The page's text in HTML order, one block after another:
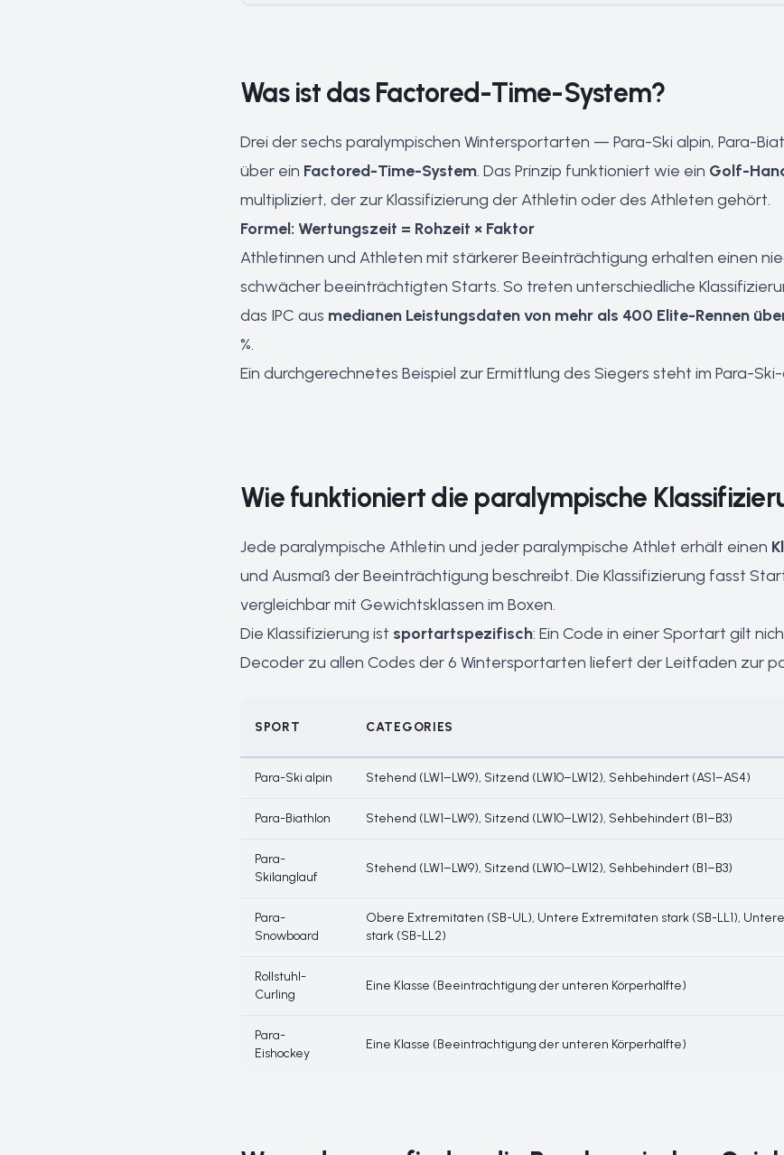
Was ist das Factored-Time-System?
Drei der sechs paralympischen Wintersportarten — Para-Ski alpin, Para-
über ein Factored-Time-System. Das Prinzip funktioniert wie ein Golf-
multipliziert, der zur Klassifizierung der Athletin oder des Athleten gehört.
Formel: Wertungszeit = Rohzeit × Faktor
Athletinnen und Athleten mit stärkerer Beeinträchtigung erhalten einen
schwächer beeinträchtigten Starts. So treten unterschiedliche
das IPC aus medianen Leistungsdaten von mehr als 400 Elite-Rennen
%.
Ein durchgerechnetes Beispiel zur Ermittlung des Siegers steht im Para-
Wie funktioniert die paralympische
Jede paralympische Athletin und jeder paralympische Athlet erhält einen
und Ausmaß der Beeinträchtigung beschreibt. Die Klassifizierung fasst
vergleichbar mit Gewichtsklassen im Boxen.
Die Klassifizierung ist sportartspezifisch: Ein Code in einer Sportart gilt
Decoder zu allen Codes der 6 Wintersportarten liefert derLeitfaden zur
SPORT CATEGORIES
Para-Ski alpin Stehend (LW1–LW9), Sitzend (LW10–LW12), Sehbehindert (AS1–AS4)
Para-Biathlon Stehend (LW1–LW9), Sitzend (LW10–LW12), Sehbehindert (B1–B3)
Para-
Skilanglauf
Stehend (LW1–LW9), Sitzend (LW10–LW12), Sehbehindert (B1–B3)
Para-
Snowboard
Obere Extremitäten (SB-UL), Untere Extremitäten stark (SB-LL1),
stark (SB-LL2)
Rollstuhl-
Curling
Eine Klasse (Beeinträchtigung der unteren Körperhälfte)
Para-
Eishockey
Eine Klasse (Beeinträchtigung der unteren Körperhälfte)